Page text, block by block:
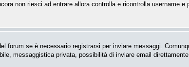
non riesci ad entrare allora controlla e ricontrolla username
forum se è necessario registrarsi per inviare messaggi.
messaggistica privata, possibilità di inviare email